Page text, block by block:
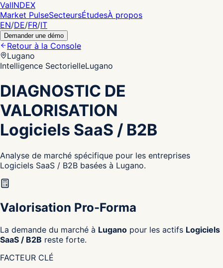
ValINDEX
Market PulseSecteursÉtudesÀ propos
EN/DE/FR/IT
Demander une démo
Retour à la Console
Lugano
Intelligence SectorielleLugano
DIAGNOSTIC DE
VALORISATION
Logiciels SaaS / B2B
Analyse de marché spécifique pour les entreprises
Logiciels SaaS / B2B basées à Lugano.
Valorisation Pro-Forma
La demande du marché à Lugano pour les actifs Logiciels
SaaS / B2B reste forte.
FACTEUR CLÉ